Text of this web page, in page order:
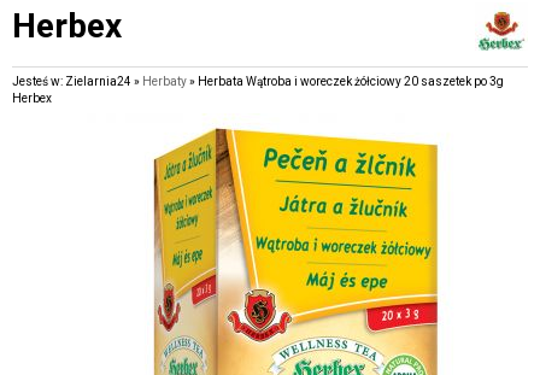
Herbex
Jesteś w: Zielarnia24 » Herbaty» Herbata Wątroba i woreczek żółciowy 20 saszetek po 3g
Herbex